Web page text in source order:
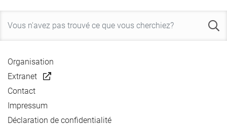
Organisation
Extranet
Contact
Impressum
Déclaration de confidentialité